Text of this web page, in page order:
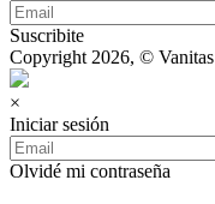
Suscribite
Copyright 2026, © Vanitas
×
Iniciar sesión
Olvidé mi contraseña